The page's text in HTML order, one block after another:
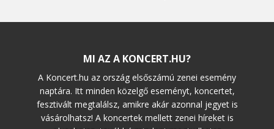
MI AZ A KONCERT.HU?
A Koncert.hu az ország elsőszámú zenei esemény
naptára. Itt minden közelgő eseményt, koncertet,
fesztivált megtalálsz, amikre akár azonnal jegyet is
vásárolhatsz! A koncertek mellett zenei híreket is